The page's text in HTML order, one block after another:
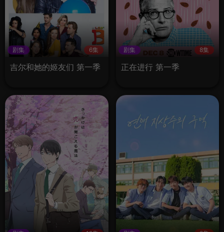
剧集 6集
吉尔和她的姬友们 第一季
剧集 8集
正在进行 第一季